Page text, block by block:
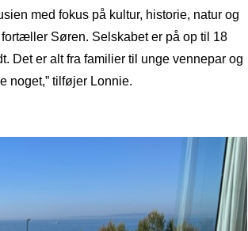
med fokus på kultur, historie, natur og
Søren. Selskabet er på op til 18
Det er alt fra familier til unge vennepar og
noget,” tilføjer Lonnie.